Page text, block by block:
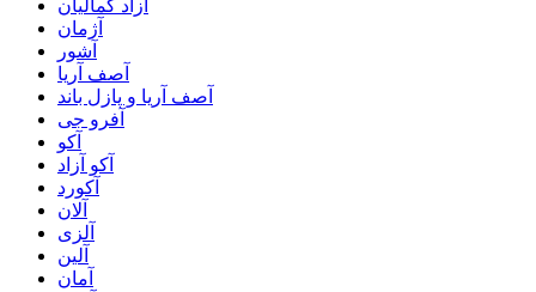
آزاد کمالیان
آژمان
آشور
آصف آریا
آصف آریا و پازل باند
آفرو جی
آکو
آکو آزاد
آکورد
آلان
آلزی
آلین
آمان